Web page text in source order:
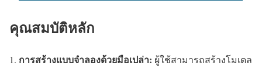
คุณสมบัติหลัก
การสร้างแบบจำลองด้วยมือเปล่า: ผู้ใช้สามารถสร้างโมเดล